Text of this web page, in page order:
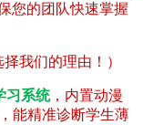
您的团队快速掌握
我们的理由！）
习系统，内置动漫
能精准诊断学生薄